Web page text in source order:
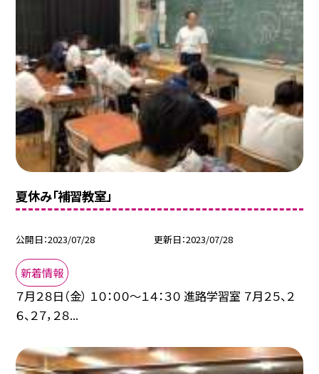
夏休み「補習教室」
公開日 2023/07/28 更新日 2023/07/28
新着情報
７月２８日（金） １０：００〜１４：３０ 進路学習室 ７月２５、２
６、２７，２８...